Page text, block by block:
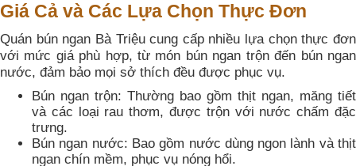
Giá Cả và Các Lựa Chọn Thực Đơn
Quán bún ngan Bà Triệu cung cấp nhiều lựa chọn thực đơn
với mức giá phù hợp, từ món bún ngan trộn đến bún ngan
nước, đảm bảo mọi sở thích đều được phục vụ.
Bún ngan trộn: Thường bao gồm thịt ngan, măng tiết
và các loại rau thơm, được trộn với nước chấm đặc
trưng.
Bún ngan nước: Bao gồm nước dùng ngon lành và thịt
ngan chín mềm, phục vụ nóng hổi.